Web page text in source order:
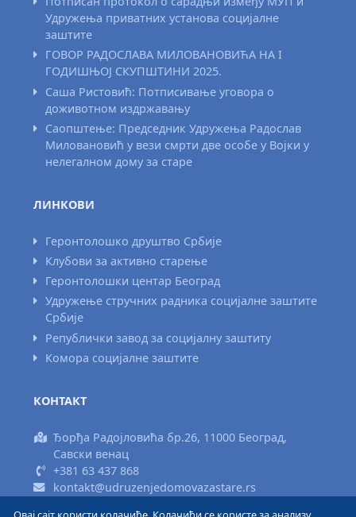
Удружења приватних установа социјалне
заштите
ГОВОР РАДОСЛАВА МИЛОВАНОВИЋА НА I
ГОДИШЊОЈ СКУПШТИНИ 2025.
Саша Ристовић: Потписивање уговора о
доживотном издржавању
Саопштење: Председник Удружења Радослав
Миловановић у вези смрти две особе у Војки у
нелегалном дому за старе
ЛИНКОВИ
Геронтолошко друштво Србије
Клубови за активно старење
Геронтолошки центар Београд
Удружење стручних радника социјалне заштите
Србије
Републички завод за социјалну заштиту
Комора социјалне заштите
КОНТАКТ
Ђорђа Радојловића бр.26, 11000 Београд,
Савски венац
+381 63 437 868
kontakt@udruzenjedomovazastare.rs